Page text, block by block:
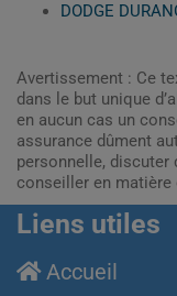
DODGE
Avertissement : Ce
dans le but unique
en aucun cas un
assurance dûment
personnelle, discuter
conseiller en matière
Liens utiles
Accueil